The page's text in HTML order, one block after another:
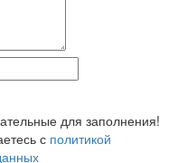
для заполнения!
с политикой